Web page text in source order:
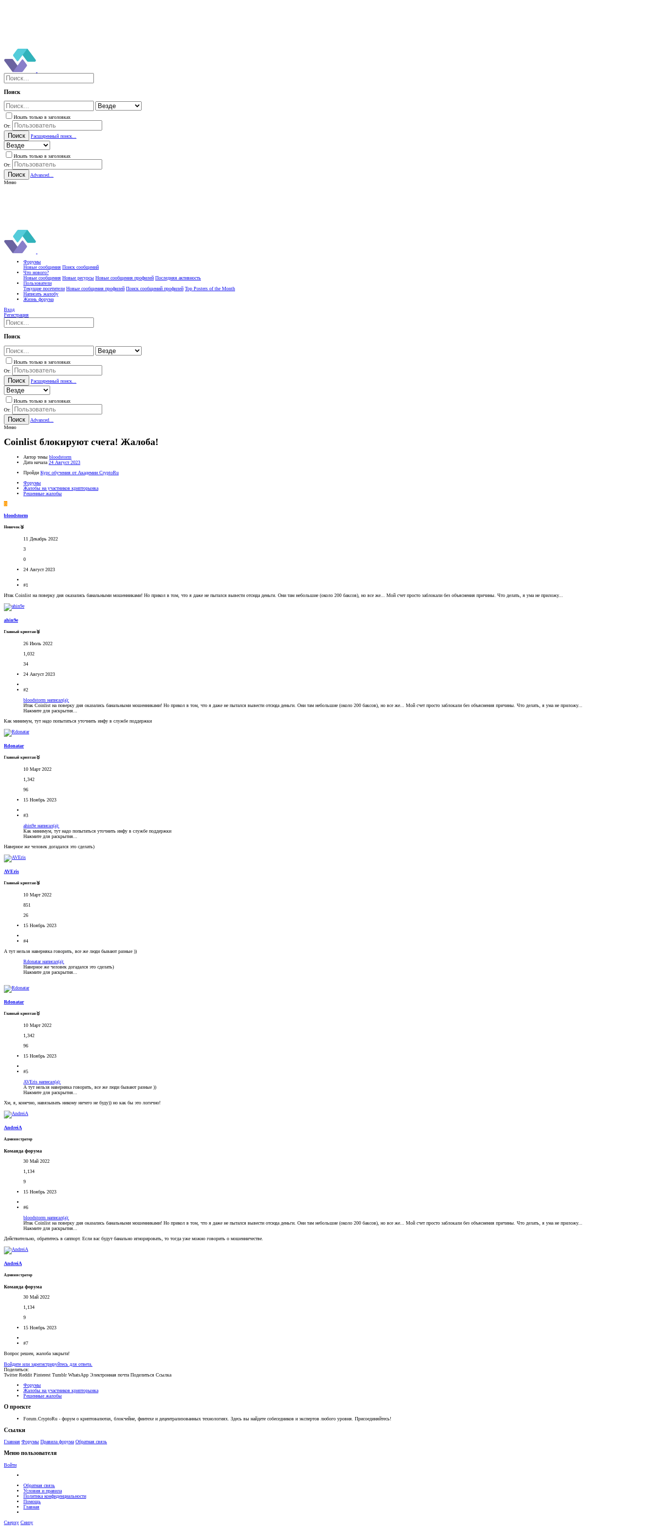
Поиск
Искать только в заголовках
От:
Поиск Расширенный поиск...
Искать только в заголовках
От:
Поиск
Advanced...
Меню
Форумы
Новые сообщения Поиск сообщений
Что нового?
Новые сообщения Новые ресурсы Новые сообщения профилей Последняя активность
Пользователи
Текущие посетители Новые сообщения профилей Поиск сообщений профилей Top Posters of the Month
Написать жалобу
Жизнь форума
Вход
Регистрация
Поиск
Искать только в заголовках
От:
Поиск Расширенный поиск...
Искать только в заголовках
От:
Поиск
Advanced...
Меню
Coinlist блокируют счета! Жалоба!
Автор темы bloodstorm
Дата начала 24 Август 2023
Пройди Курс обучения от Академии CryptoRu
Форумы
Жалобы на участников крипторынка
Решенные жалобы
B
bloodstorm
Новичок🥉
11 Декабрь 2022
3
0
24 Август 2023
#1
Итак Coinlist на поверку дня оказались банальными мошенниками! Но прикол в том, что я даже не пытался вывести отсюда деньги. Они там небольшие (около 200 баксов), но все же... Мой счет просто заблокали без объяснения причины. Что делать, я ума не приложу...
ahin9e
Главный криптан🥈
26 Июль 2022
1,032
34
24 Август 2023
#2
bloodstorm написал(а):
Итак Coinlist на поверку дня оказались банальными мошенниками! Но прикол в том, что я даже не пытался вывести отсюда деньги. Они там небольшие (около 200 баксов), но все же... Мой счет просто заблокали без объяснения причины. Что делать, я ума не приложу...
Нажмите для раскрытия...
Как минимум, тут надо попытаться уточнить инфу в службе поддержки
Rdonatar
Главный криптан🥇
10 Март 2022
1,342
96
15 Ноябрь 2023
#3
ahin9e написал(а):
Как минимум, тут надо попытаться уточнить инфу в службе поддержки
Нажмите для раскрытия...
Наверное же человек догадался это сделать)
AVEris
Главный криптан🥉
10 Март 2022
851
26
15 Ноябрь 2023
#4
А тут нельзя наверняка говорить, все же люди бывают разные ))
Rdonatar написал(а):
Наверное же человек догадался это сделать)
Нажмите для раскрытия...
Rdonatar
Главный криптан🥇
10 Март 2022
1,342
96
15 Ноябрь 2023
#5
AVEris написал(а):
А тут нельзя наверняка говорить, все же люди бывают разные ))
Нажмите для раскрытия...
Хм, я, конечно, навязывать никому ничего не буду)) но как бы это логично!
AndreiA
Администратор
Команда форума
30 Май 2022
1,134
9
15 Ноябрь 2023
#6
bloodstorm написал(а):
Итак Coinlist на поверку дня оказались банальными мошенниками! Но прикол в том, что я даже не пытался вывести отсюда деньги. Они там небольшие (около 200 баксов), но все же... Мой счет просто заблокали без объяснения причины. Что делать, я ума не приложу...
Нажмите для раскрытия...
Действительно, обратитесь в саппорт. Если вас будут банально игнорировать, то тогда уже можно говорить о мошенничестве.
AndreiA
Администратор
Команда форума
30 Май 2022
1,134
9
15 Ноябрь 2023
#7
Вопрос решен, жалоба закрыта!
Войдите или зарегистрируйтесь для ответа.
Поделиться:
Twitter Reddit Pinterest Tumblr WhatsApp Электронная почта Поделиться Ссылка
Форумы
Жалобы на участников крипторынка
Решенные жалобы
О проекте
Forum.CryptoRu - форум о криптовалютах, блокчейне, финтехе и децентрализованных технологиях. Здесь вы найдете собеседников и экспертов любого уровня. Присоединяйтесь!
Ссылки
Главная Форумы Правила форума Обратная связь
Меню пользователя
Войти
Обратная связь
Условия и правила
Политика конфиденциальности
Помощь
Главная
Сверху Снизу